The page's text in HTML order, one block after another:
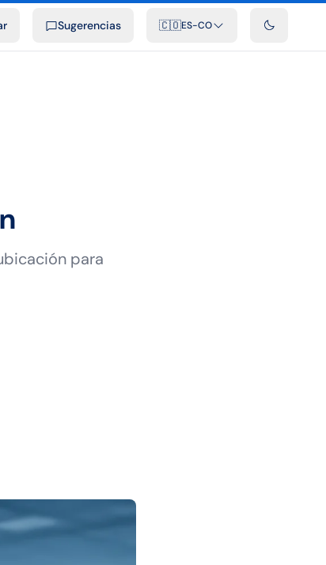
PodcastVideosDesarrolladoresIntegracionesFAQ
Sugerencias 🇨🇴ES-CO
para